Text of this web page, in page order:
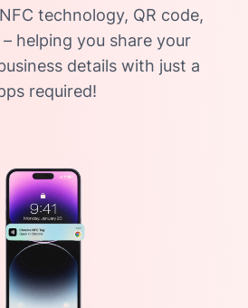
technology, QR code,
helping you share your
details with just a
required!